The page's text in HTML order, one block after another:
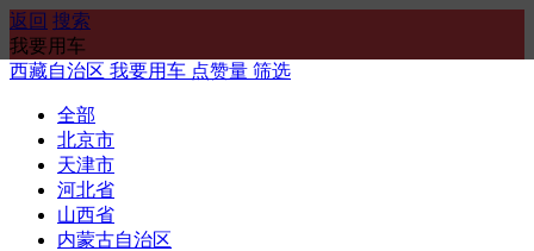
返回 搜索
我要用车
西藏自治区 我要用车 点赞量 筛选
全部
北京市
天津市
河北省
山西省
内蒙古自治区